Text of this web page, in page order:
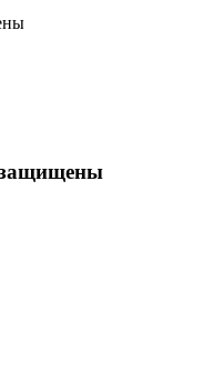
защищены